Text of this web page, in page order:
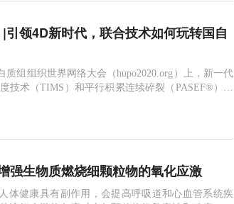
领4D新时代，联合技术如何玩转国自
质组组织世界网络大会（hupo2020.org）上，新一代
技术（TIMS）和平行积累连续碎裂（PASEF®）方
术奖。该奖项以表彰新的方法改变了科学家研究蛋
强生物质燃烧细颗粒物的氧化应激
体健康具有副作用，会提高呼吸道和心血管系统疾